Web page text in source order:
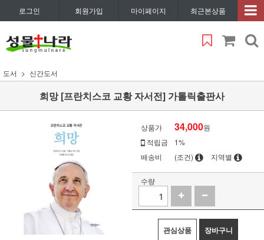
로그인 회원가입 마이페이지 최근본상품
도서 신간도서
희망 [프란치스코 교황 자서전] 가톨릭출판사
상품가 34,000원
적립금
1%
배송비
(조건) 지역별
수량
관심상품 장바구니